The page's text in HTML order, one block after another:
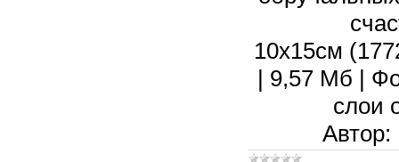
10х15см
| 9,57 Мб |
слои